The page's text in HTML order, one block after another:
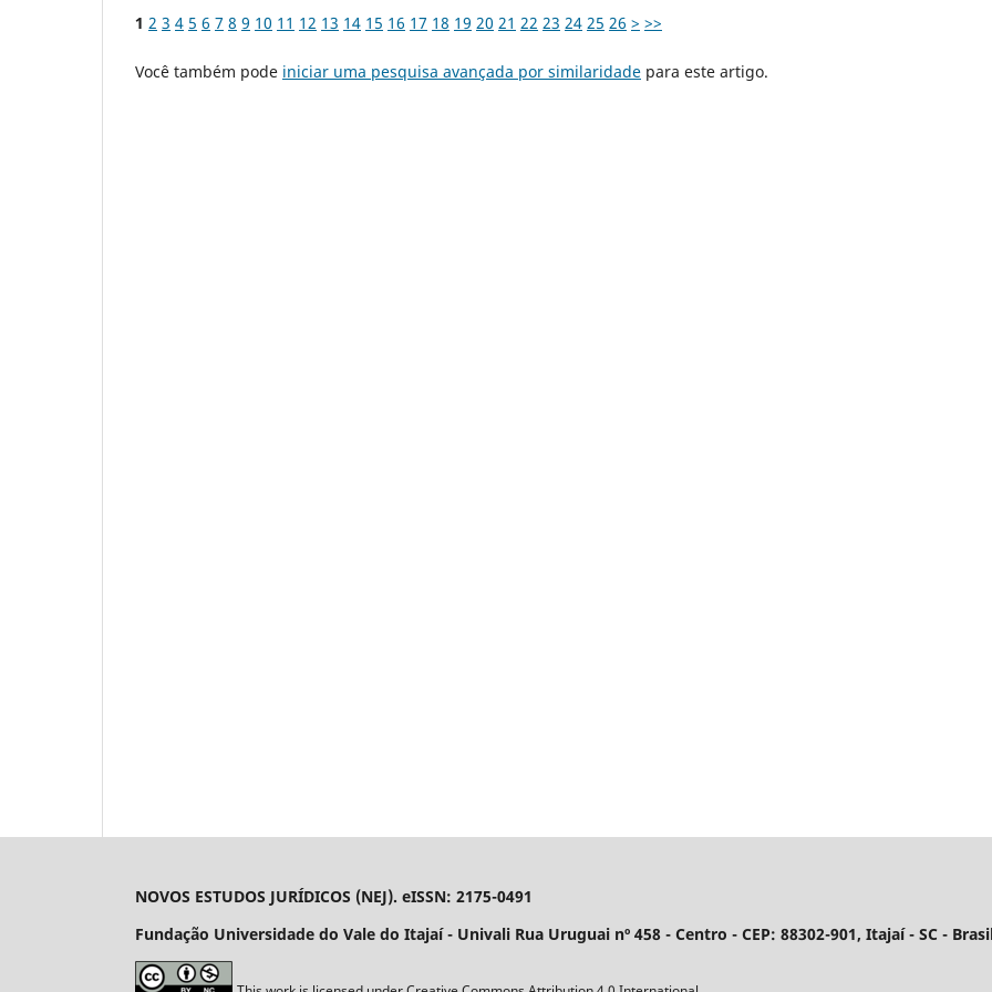
1 2 3 4 5 6 7 8 9 10 11 12 13 14 15 16 17 18 19 20 21 22 23 24 25 26 > >>
Você também pode iniciar uma pesquisa avançada por similaridade para este artigo.
NOVOS ESTUDOS JURÍDICOS (NEJ). eISSN: 2175-0491
Fundação Universidade do Vale do Itajaí - Univali Rua Uruguai nº 458 - Centro - CEP: 88302-901, Itajaí­ - SC -